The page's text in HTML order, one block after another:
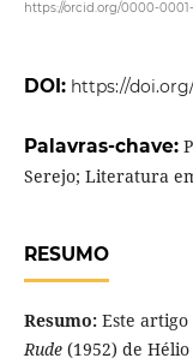
https://orcid.org/0000-
DOI: https://doi.org/
Palavras-chave:
Serejo; Literatura
RESUMO
Resumo:Este artigo
Rude (1952) de